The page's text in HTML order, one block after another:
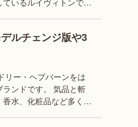
ルチェンジ版や3
リー・ヘプバーンをは
ンドです。 気品と斬
水、化粧品など多くの